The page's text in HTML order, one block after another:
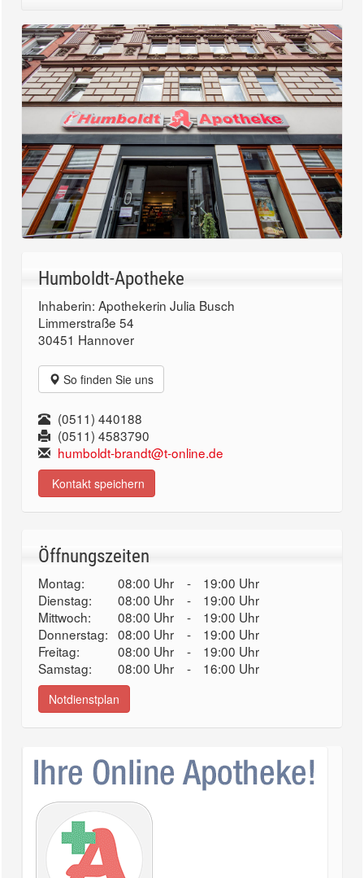
Humboldt-Apotheke
Inhaberin: Apothekerin Julia Busch
Limmerstraße 54
30451 Hannover
So finden Sie uns
(0511) 440188
(0511) 4583790
humboldt-brandt@t-online.de
Kontakt speichern
Öffnungszeiten
Montag: 08:00 Uhr -
19:00 Uhr
Dienstag:
08:00 Uhr -
19:00 Uhr
Mittwoch:
08:00 Uhr -
19:00 Uhr
Donnerstag: 08:00 Uhr -
19:00 Uhr
Freitag:
08:00 Uhr -
19:00 Uhr
Samstag:
08:00 Uhr - 16:00 Uhr
Notdienstplan